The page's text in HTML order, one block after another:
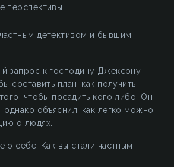
перспективы.
детективом и бывшим
запрос к господину Джексону
составить план, как получить
чтобы посадить кого либо. Он
однако объяснил, как легко можно
о людях.
о себе. Как вы стали частным